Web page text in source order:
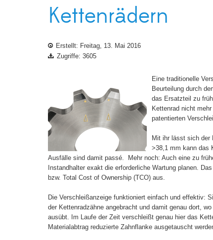
Kettenrädern
Erstellt: Freitag, 13. Mai 2016
Zugriffe: 3605
Eine traditionelle
Beurteilung durch
das Ersatzteil zu
Kettenrad nicht
patentierten
Mit ihr lässt sich der
>38,1 mm kann das
Ausfälle sind damit passé. Mehr noch: Auch eine zu
Instandhalter exakt die erforderliche Wartung planen.
bzw. Total Cost of Ownership (TCO) aus.
Die Verschleißanzeige funktioniert einfach und effektiv:
der Kettenradzähne angebracht und damit genau dort,
ausübt. Im Laufe der Zeit verschleißt genau hier das
Materialabtrag reduzierte Zahnflanke ausgetauscht